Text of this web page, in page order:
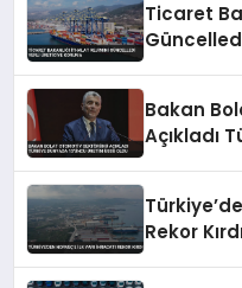
Ticaret
Bakan
Açıkladı
Rekor